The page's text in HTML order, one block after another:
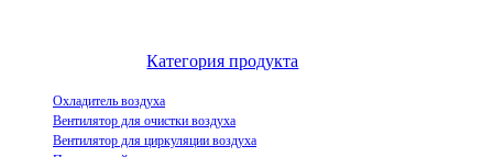
Категория продукта
Охладитель воздуха
Вентилятор для очистки воздуха
Вентилятор для циркуляции воздуха